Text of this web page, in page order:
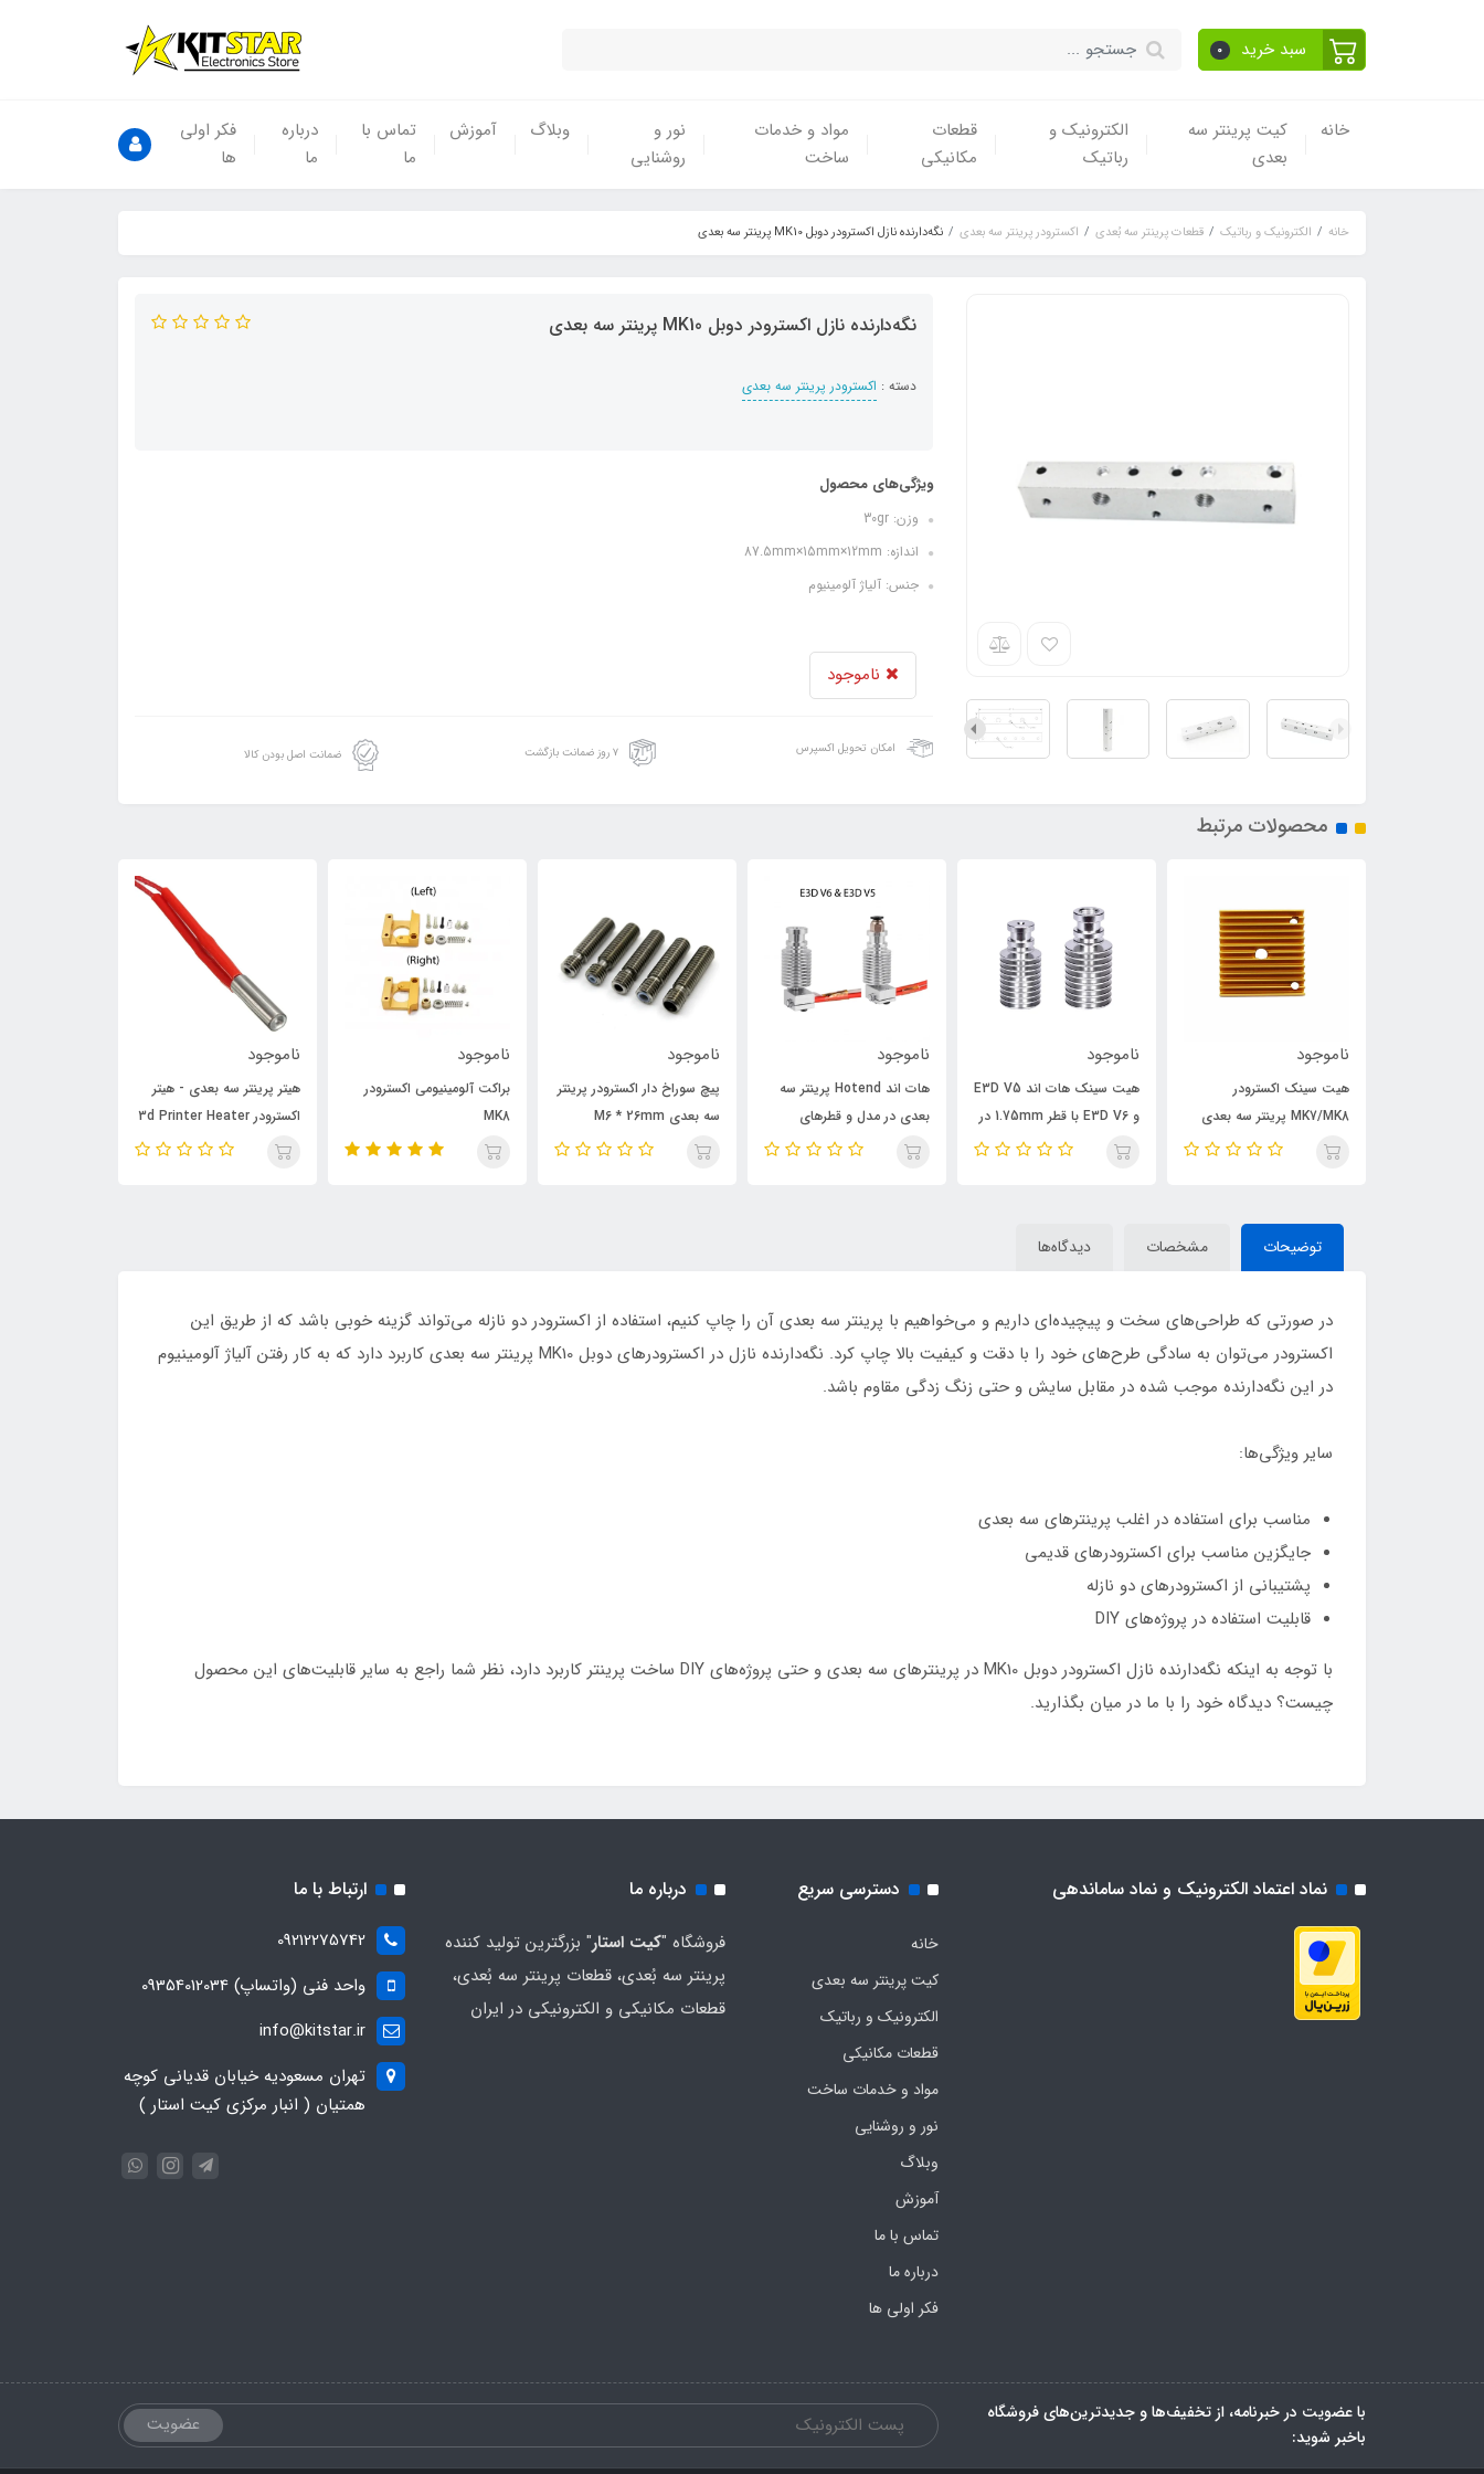
سبد خرید 0
خانه
کیت پرینتر سه
بعدی
الکترونیک و
رباتیک
قطعات
مکانیکی
مواد و خدمات
ساخت
نور و
روشنایی
وبلاگ آموزش
تماس با
ما
درباره
ما
فکر اولی
ها
خانه الکترونیک و رباتیک قطعات پرینتر سه بُعدی اکسترودر پرینتر سه بعدی نگه‌دارنده نازل اکسترودر دوبل MK10 پرینتر سه بعدی
نگه‌دارنده نازل اکسترودر دوبل MK10 پرینتر سه بعدی
دسته : اکسترودر پرینتر سه بعدی
ویژگی‌های محصول
وزن: 30gr
اندازه: 87.5mm×15mm×12mm
جنس: آلیاژ آلومینیوم
ناموجود
امکان تحویل اکسپرس ۷ روز ضمانت بازگشت ضمانت اصل بودن کالا
محصولات مرتبط
ناموجود
هیت سینک اکسترودر
MK7/MK8 پرینتر سه بعدی
طلایی
ناموجود
هیت سینک هات اند E3D V5
و E3D V6 با قطر 1.75mm در
مدل‌های مختلف
ناموجود
هات اند Hotend پرینتر سه
بعدی در مدل و قطرهای
مختلف
ناموجود
پیچ سوراخ دار اکسترودر پرینتر
سه بعدی M6 * 26mm
ناموجود
براکت آلومینیومی اکسترودر
MK8
ناموجود
هیتر پرینتر سه بعدی - هیتر
اکسترودر 3d Printer Heater
توضیحات مشخصات دیدگاه‌ها
در صورتی که طراحی‌های سخت و پیچیده‌ای داریم و می‌خواهیم با پرینتر سه بعدی آن را چاپ کنیم، استفاده از اکسترودر دو نازله می‌تواند گزینه‌ خوبی باشد که از طریق این
اکسترودر می‌توان به سادگی طرح‌های خود را با دقت و کیفیت بالا چاپ کرد. نگه‌دارنده نازل در اکسترودر‌های دوبل MK10 پرینتر سه بعدی کاربرد دارد که به کار رفتن آلیاژ آلومینیوم
در این نگه‌دارنده موجب شده در مقابل سایش و حتی زنگ زدگی مقاوم باشد.
سایر ویژگی‌ها:
مناسب برای استفاده در اغلب پرینتر‌های سه بعدی
جایگزین مناسب برای اکسترودر‌های قدیمی
پشتیبانی از اکسترودر‌های دو نازله
قابلیت استفاده در پروژه‌های DIY
با توجه به اینکه نگه‌دارنده نازل اکسترودر دوبل MK10 در پرینتر‌های سه بعدی و حتی پروژه‌های DIY ساخت پرینتر کاربرد دارد، نظر شما راجع به سایر قابلیت‌های این محصول
چیست؟ دیدگاه خود را با ما در میان بگذارید.
نماد اعتماد الکترونیک و نماد ساماندهی دسترسی سریع
خانه
کیت پرینتر سه بعدی
الکترونیک و رباتیک
قطعات مکانیکی
مواد و خدمات ساخت
نور و روشنایی
وبلاگ
آموزش
تماس با ما
درباره ما
فکر اولی ها
درباره ما
فروشگاه "کیت استار" بزرگترین تولید کننده
پرینتر سه بُعدی، قطعات پرینتر سه بُعدی،
قطعات مکانیکی و الکترونیکی در ایران
ارتباط با ما
09212275742
واحد فنی (واتساپ) 09354012034
info@kitstar.ir
تهران مسعودیه خیابان قدیانی کوچه
همتیان ( انبار مرکزی کیت استار )
با عضویت در خبرنامه، از تخفیف‌ها و جدیدترین‌های فروشگاه
باخبر شوید:
عضویت